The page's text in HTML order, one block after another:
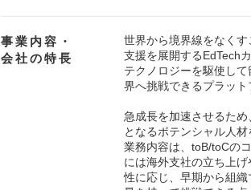
事業内容・
会社の特長
世界から境界線をなく
支援を展開するEdTech
テクノロジーを駆使し
界へ挑戦できるプラット
急成長を加速させるた
となるポテンシャル人材
業務内容は、toB/toCの
には海外支社の立ち上
性に応じ、早期から組